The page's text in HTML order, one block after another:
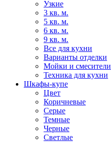
Узкие
3 кв. м.
5 кв. м.
6 кв. м.
9 кв. м.
Все для кухни
Варианты отделки
Мойки и смесители
Техника для кухни
Шкафы-купе
Цвет
Коричневые
Серые
Темные
Черные
Светлые